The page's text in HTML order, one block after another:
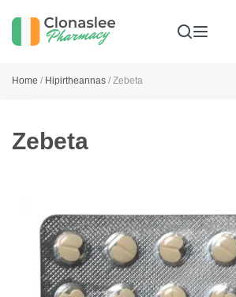
Home / Hipirtheannas / Zebeta
Zebeta